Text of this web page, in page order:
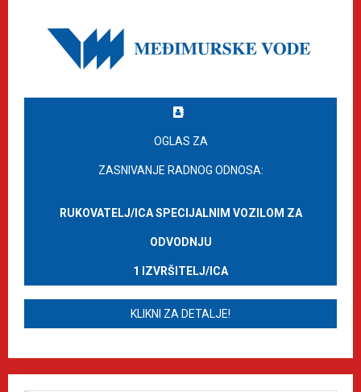
OGLAS ZA
ZASNIVANJE RADNOG ODNOSA:
RUKOVATELJ/ICA SPECIJALNIM VOZILOM ZA
ODVODNJU
1 IZVRŠITELJ/ICA
KLIKNI ZA DETALJE!